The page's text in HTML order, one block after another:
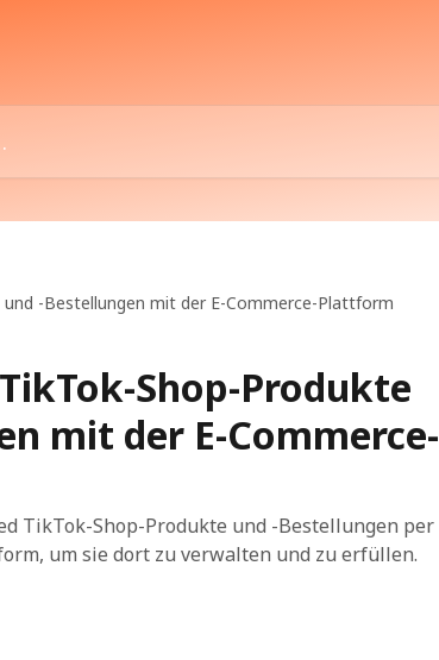
-Bestellungen mit der E-Commerce-Plattform
Shop-Produkte
mit der E-Commerce-
TikTok-Shop-Produkte und -Bestellungen per
um sie dort zu verwalten und zu erfüllen.